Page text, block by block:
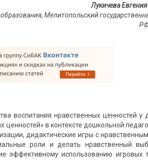
Лукичева
Мелитопольский
воспитания нравственных ценностей у
в контексте дошкольной
дидактические игры с
роли и делать нравственный
эффективному использованию игровых